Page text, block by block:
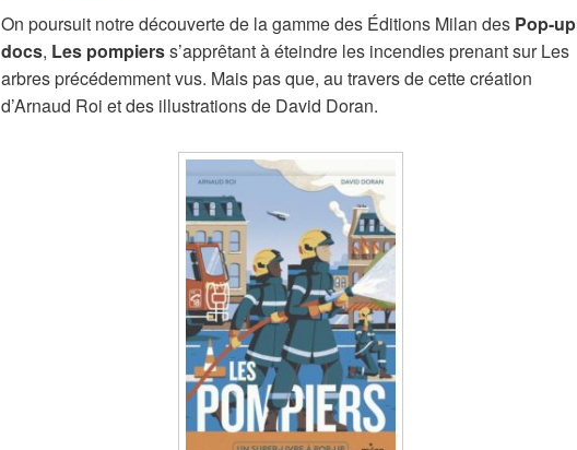
On poursuit notre découverte de la gamme des Éditions Milan des Pop-up
docs, Les pompierss’apprêtant à éteindre les incendies prenant sur Les
arbres précédemment vus. Mais pas que, au travers de cette création
d’Arnaud Roi et des illustrations de David Doran.